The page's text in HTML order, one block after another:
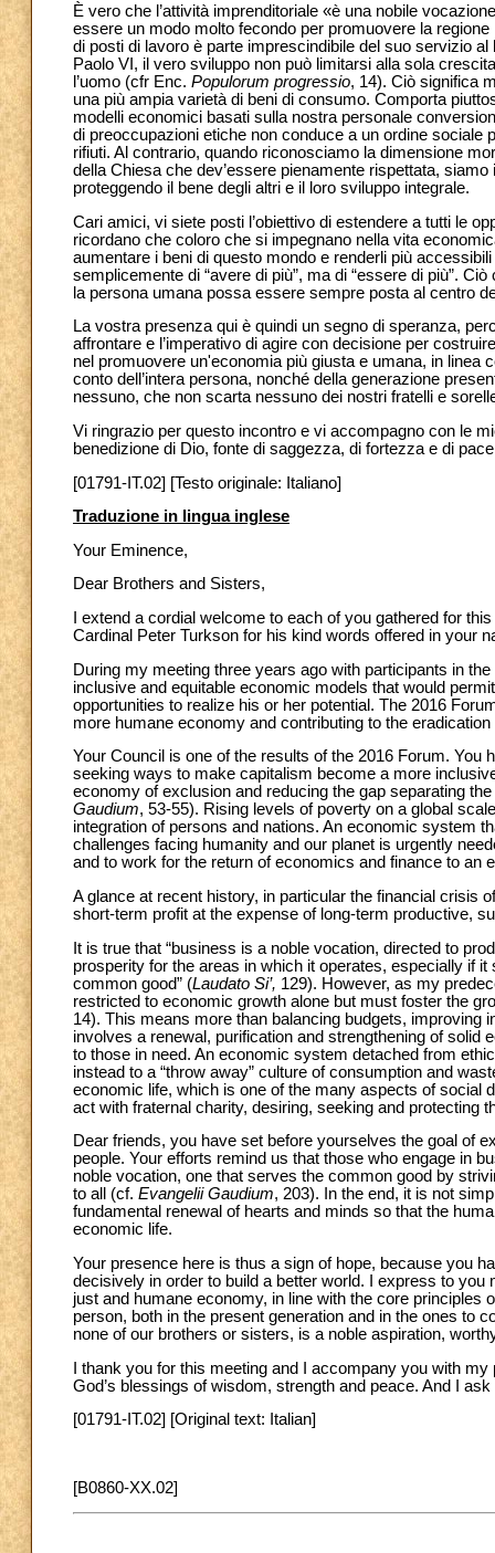
È vero che l’attività imprenditoriale «è una nobile
essere un modo molto fecondo per promuovere la
di posti di lavoro è parte imprescindibile del suo servizio
Paolo VI, il vero sviluppo non può limitarsi alla sola
l’uomo (cfr Enc. Populorum progressio, 14). Ciò significa
una più ampia varietà di beni di consumo. Comporta
modelli economici basati sulla nostra personale
di preoccupazioni etiche non conduce a un ordine sociale
rifiuti. Al contrario, quando riconosciamo la dimensione
della Chiesa che dev’essere pienamente rispettata,
proteggendo il bene degli altri e il loro sviluppo integrale.
Cari amici, vi siete posti l’obiettivo di estendere a tutti le
ricordano che coloro che si impegnano nella vita
aumentare i beni di questo mondo e renderli più
semplicemente di “avere di più”, ma di “essere di più”.
la persona umana possa essere sempre posta al centro
La vostra presenza qui è quindi un segno di speranza,
affrontare e l’imperativo di agire con decisione per
nel promuovere un'economia più giusta e umana, in linea
conto dell’intera persona, nonché della generazione
nessuno, che non scarta nessuno dei nostri fratelli e
Vi ringrazio per questo incontro e vi accompagno con le
benedizione di Dio, fonte di saggezza, di fortezza e di
[01791-IT.02] [Testo originale: Italiano]
Traduzione in lingua inglese
Your Eminence,
Dear Brothers and Sisters,
I extend a cordial welcome to each of you gathered for
Cardinal Peter Turkson for his kind words offered in your
During my meeting three years ago with participants in
inclusive and equitable economic models that would
opportunities to realize his or her potential. The 2016
more humane economy and contributing to the
Your Council is one of the results of the 2016 Forum.
seeking ways to make capitalism become a more
economy of exclusion and reducing the gap separating
Gaudium, 53-55). Rising levels of poverty on a global
integration of persons and nations. An economic system
challenges facing humanity and our planet is urgently
and to work for the return of economics and finance to an
A glance at recent history, in particular the financial crisis
short-term profit at the expense of long-term productive,
It is true that “business is a noble vocation, directed to
prosperity for the areas in which it operates, especially if
common good” (Laudato Si’, 129). However, as my
restricted to economic growth alone but must foster the
14). This means more than balancing budgets, improving
involves a renewal, purification and strengthening of
to those in need. An economic system detached from
instead to a “throw away” culture of consumption and
economic life, which is one of the many aspects of social
act with fraternal charity, desiring, seeking and protecting
Dear friends, you have set before yourselves the goal of
people. Your efforts remind us that those who engage in
noble vocation, one that serves the common good by
to all (cf. Evangelii Gaudium, 203). In the end, it is not
fundamental renewal of hearts and minds so that the
economic life.
Your presence here is thus a sign of hope, because you
decisively in order to build a better world. I express to
just and humane economy, in line with the core
person, both in the present generation and in the ones to
none of our brothers or sisters, is a noble aspiration,
I thank you for this meeting and I accompany you with
God’s blessings of wisdom, strength and peace. And I
[01791-IT.02] [Original text: Italian]
[B0860-XX.02]